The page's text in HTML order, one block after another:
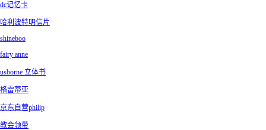
dc记忆卡
哈利波特明信片
shineboo
fairy anne
usborne 立体书
格雷蒂亚
京东自营philip
教会领带